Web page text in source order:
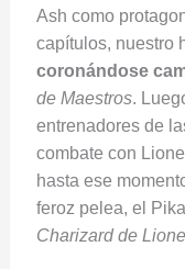
Ash como
capítulos, nuestro
coronándose
de Maestros.
entrenadores de
combate con
hasta ese
feroz pelea, el
Charizard de